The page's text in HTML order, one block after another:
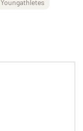
Youngathletes